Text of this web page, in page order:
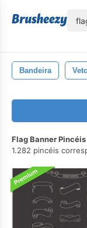
Bandeira
Flag Banner Pincéis
1.282 pincéis